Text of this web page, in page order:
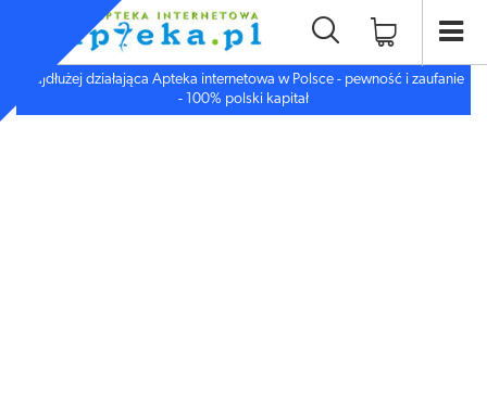
Najdłużej działająca Apteka internetowa w Polsce - pewność i zaufanie
- 100% polski kapitał